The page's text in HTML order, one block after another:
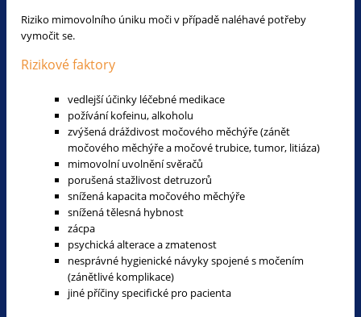
Riziko mimovolního úniku moči v případě naléhavé potřeby
vymočit se.
Rizikové faktory
vedlejší účinky léčebné medikace
požívání kofeinu, alkoholu
zvýšená dráždivost močového měchýře (zánět
močového měchýře a močové trubice, tumor, litiáza)
mimovolní uvolnění svěračů
porušená stažlivost detruzorů
snížená kapacita močového měchýře
snížená tělesná hybnost
zácpa
psychická alterace a zmatenost
nesprávné hygienické návyky spojené s močením
(zánětlivé komplikace)
jiné příčiny specifické pro pacienta